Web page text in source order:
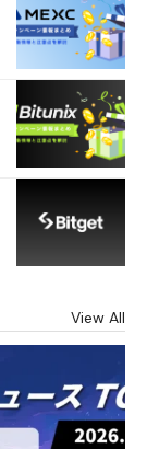
View All